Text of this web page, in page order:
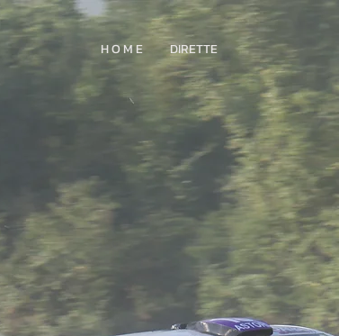
H O M E DIRETTE